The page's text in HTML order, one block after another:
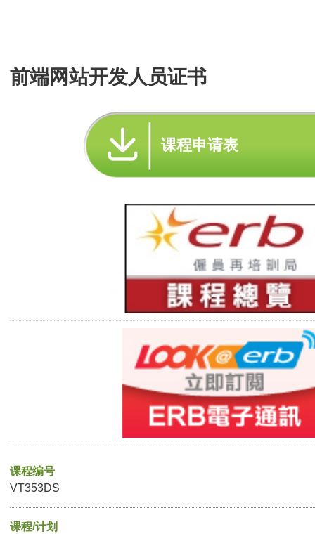
前端网站开发人员证书
课程申请表
课程编号
VT353DS
课程/计划